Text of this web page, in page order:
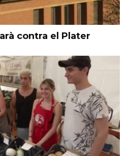
contra el Plater